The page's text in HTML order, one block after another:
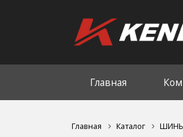
Главная
Главная Каталог